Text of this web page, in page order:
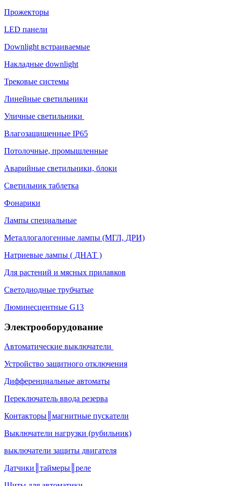
Прожекторы
LED панели
Downlight встраиваемые
Накладные downlight
Трековые системы
Линейные светильники
Уличные светильники
Влагозащищенные IP65
Потолочные, промышленные
Аварийные светильники, блоки
Светильник таблетка
Фонарики
Лампы специальные
Металлогалогенные лампы (МГЛ, ДРИ)
Натриевые лампы ( ДНАТ )
Для растений и мясных прилавков
Светодиодные трубчатые
Люминесцентные G13
Электрооборудование
Автоматические выключатели
Устройство защитного отключения
Дифференциальные автоматы
Переключатель ввода резерва
Контакторы║магнитные пускатели
Выключатели нагрузки (рубильник)
выключатели защиты двигателя
Датчики║таймеры║реле